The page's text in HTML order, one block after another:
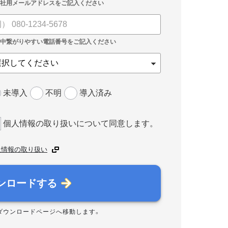
未導入 不明 導入済み
個人情報の取り扱いについて同意します。
報の取り扱い
ロードする
ウンロードページへ移動します。